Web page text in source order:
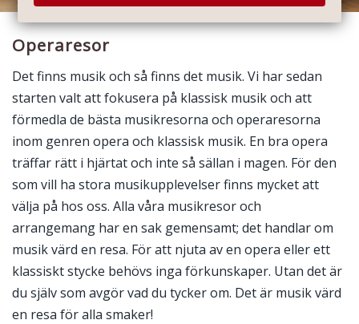
Operaresor
Det finns musik och så finns det musik. Vi har sedan
starten valt att fokusera på klassisk musik och att
förmedla de bästa musikresorna och operaresorna
inom genren opera och klassisk musik. En bra opera
träffar rätt i hjärtat och inte så sällan i magen. För den
som vill ha stora musikupplevelser finns mycket att
välja på hos oss. Alla våra musikresor och
arrangemang har en sak gemensamt; det handlar om
musik värd en resa. För att njuta av en opera eller ett
klassiskt stycke behövs inga förkunskaper. Utan det är
du själv som avgör vad du tycker om. Det är musik värd
en resa för alla smaker!